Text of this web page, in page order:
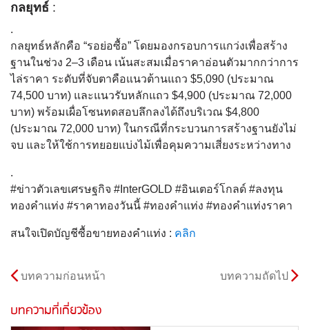
กลยุทธ์ :
.
กลยุทธ์หลักคือ “รอย่อซื้อ” โดยมองกรอบการแกว่งเพื่อสร้าง
ฐานในช่วง 2–3 เดือน เน้นสะสมเมื่อราคาอ่อนตัวมากกว่าการ
ไล่ราคา ระดับที่จับตาคือแนวต้านแถว $5,090 (ประมาณ
74,500 บาท) และแนวรับหลักแถว $4,900 (ประมาณ 72,000
บาท) พร้อมเผื่อโซนทดสอบลึกลงได้ถึงบริเวณ $4,800
(ประมาณ 72,000 บาท) ในกรณีที่กระบวนการสร้างฐานยังไม่
จบ และให้ใช้การทยอยแบ่งไม้เพื่อคุมความเสี่ยงระหว่างทาง
.
#ข่าวตัวเลขเศรษฐกิจ #InterGOLD #อินเตอร์โกลด์ #ลงทุน
ทองคำแท่ง #ราคาทองวันนี้ #ทองคำแท่ง #ทองคำแท่งราคา
สนใจเปิดบัญชีซื้อขายทองคำแท่ง : คลิก
บทความก่อนหน้า บทความถัดไป
บทความที่เกี่ยวข้อง